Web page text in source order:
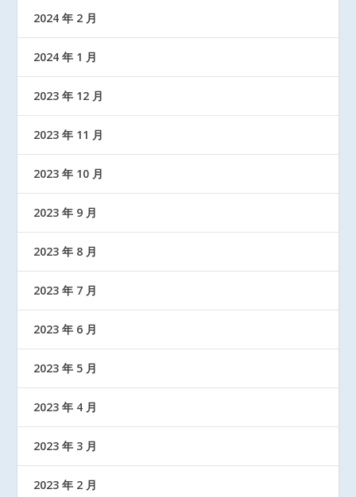
2024 年 2 月
2024 年 1 月
2023 年 12 月
2023 年 11 月
2023 年 10 月
2023 年 9 月
2023 年 8 月
2023 年 7 月
2023 年 6 月
2023 年 5 月
2023 年 4 月
2023 年 3 月
2023 年 2 月